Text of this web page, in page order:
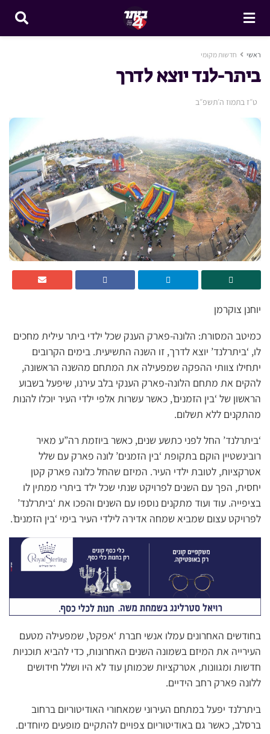
ראשי חדשות מקומי
ביתר-לנד יוצא לדרך
ט״ז בתמוז ה׳תשפ״ב
יוחנן צוקרמן
כמיטב המסורת: הלונה-פארק הענק שכל ילדי ביתר עילית מחכים
לו, ‘ביתרלנד’ יוצא לדרך, זו השנה התשיעית. בימים הקרובים
יתחילו צוותי ההפקה שמפעילה את המתחם מהשנה הראשונה,
להקים את מתחם הלונה-פארק הענקי בלב עירנו, שיפעל בשבוע
הראשון של ‘בין הזמנים’, כאשר עשרות אלפי ילדי העיר יוכלו להנות
מהתקנים ללא תשלום.
‘ביתרלנד’ החל לפני כתשע שנים, כאשר ביוזמת רה”ע מאיר
רובינשטיין הוקם בתקופת ‘בין הזמנים’ לונה פארק עם שלל
אטרקציות, לטובת ילדי העיר. המיזם שהחל כלונה פארק קטן
יחסית, הפך עם השנים לפרויקט שנתי שכל ילד ביתרי ממתין לו
בציפייה. עוד ועוד מתקנים נוספו עם השנים והפכו את ‘ביתרלנד’
לפרויקט עצום שמביא שמחה אדירה לילדי העיר בימי ‘בין הזמנים’.
בחודשים האחרונים עמלו אנשי חברת ‘אפקט’, שמפעילה מטעם
העירייה את המיזם בשמונה השנים האחרונות, כדי להביא תוכניות
חדשות ומגוונות, אטרקציות שכמותן עוד לא היו ושלל חידושים
ללונה פארק רחב הידיים.
ביתרלנד יפעל במתחם העירוני שמאחורי האודיטוריום ברחוב
ברסלב, כאשר גם באודיטוריום צפויים להתקיים מופעים מיוחדים.